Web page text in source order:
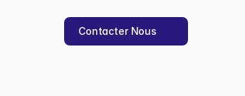
Contacter Nous